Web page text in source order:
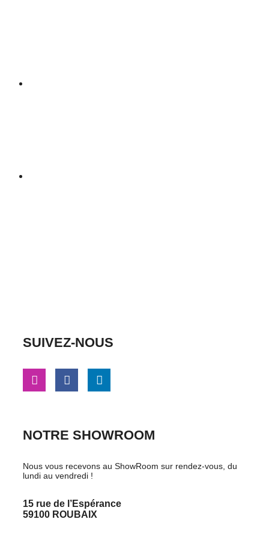
SUIVEZ-NOUS
NOTRE SHOWROOM
Nous vous recevons au ShowRoom sur rendez-vous, du
lundi au vendredi !
15 rue de l’Espérance
59100 ROUBAIX